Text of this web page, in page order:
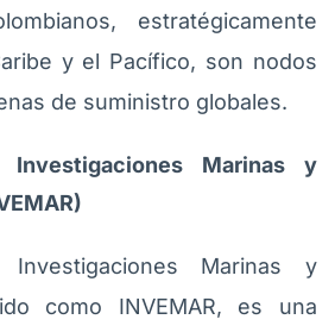
estratégicamente
y el Pacífico, son nodos
de suministro globales.
Marinas y
Marinas y
como INVEMAR, es una